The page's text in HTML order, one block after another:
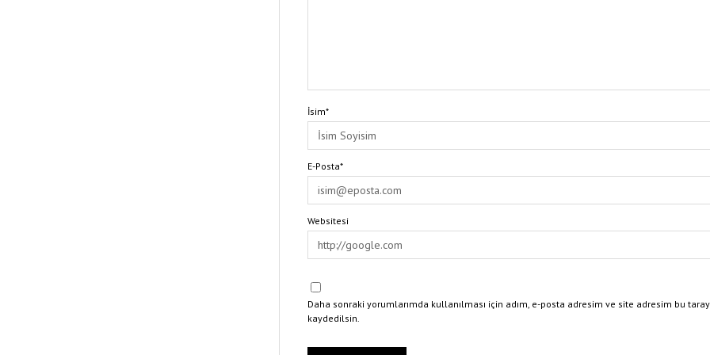
İsim*
E-Posta*
Websitesi
Daha sonraki yorumlarımda kullanılması için adım, e-posta adresim ve site adresim bu
kaydedilsin.